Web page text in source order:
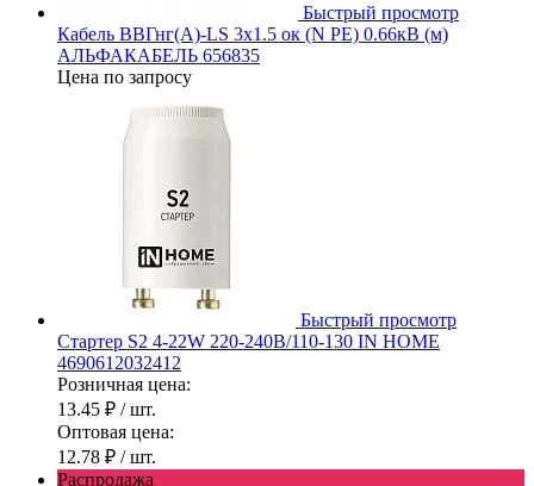
Быстрый просмотр
Кабель ВВГнг(А)-LS 3х1.5 ок (N PE) 0.66кВ (м)
АЛЬФАКАБЕЛЬ 656835
Цена по запросу
Быстрый просмотр
Стартер S2 4-22W 220-240В/110-130 IN HOME
4690612032412
Розничная цена:
13.45 ₽ / шт.
Оптовая цена:
12.78 ₽ / шт.
Распродажа